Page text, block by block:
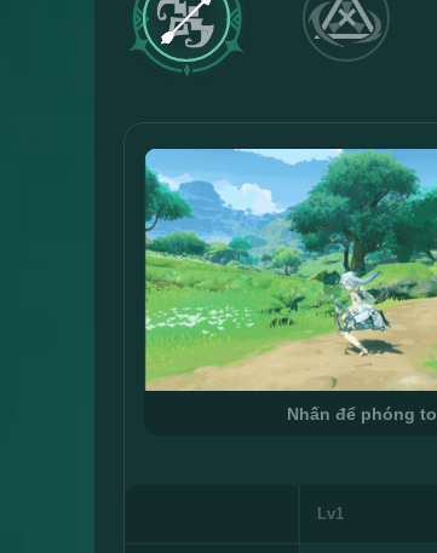
Nhấn để phóng to
Lv1